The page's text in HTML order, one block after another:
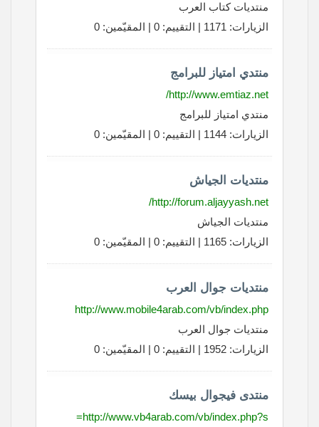
منتديات كتاب العرب
الزيارات: 1171 | التقييم: 0 | المقيّمين: 0
منتدي امتياز للبرامج
http://www.emtiaz.net/
منتدي امتياز للبرامج
الزيارات: 1144 | التقييم: 0 | المقيّمين: 0
منتديات الجياش
http://forum.aljayyash.net/
منتديات الجياش
الزيارات: 1165 | التقييم: 0 | المقيّمين: 0
منتديات جوال العرب
http://www.mobile4arab.com/vb/index.php
منتديات جوال العرب
الزيارات: 1952 | التقييم: 0 | المقيّمين: 0
منتدى فيجوال بيسك
http://www.vb4arab.com/vb/index.php?s=